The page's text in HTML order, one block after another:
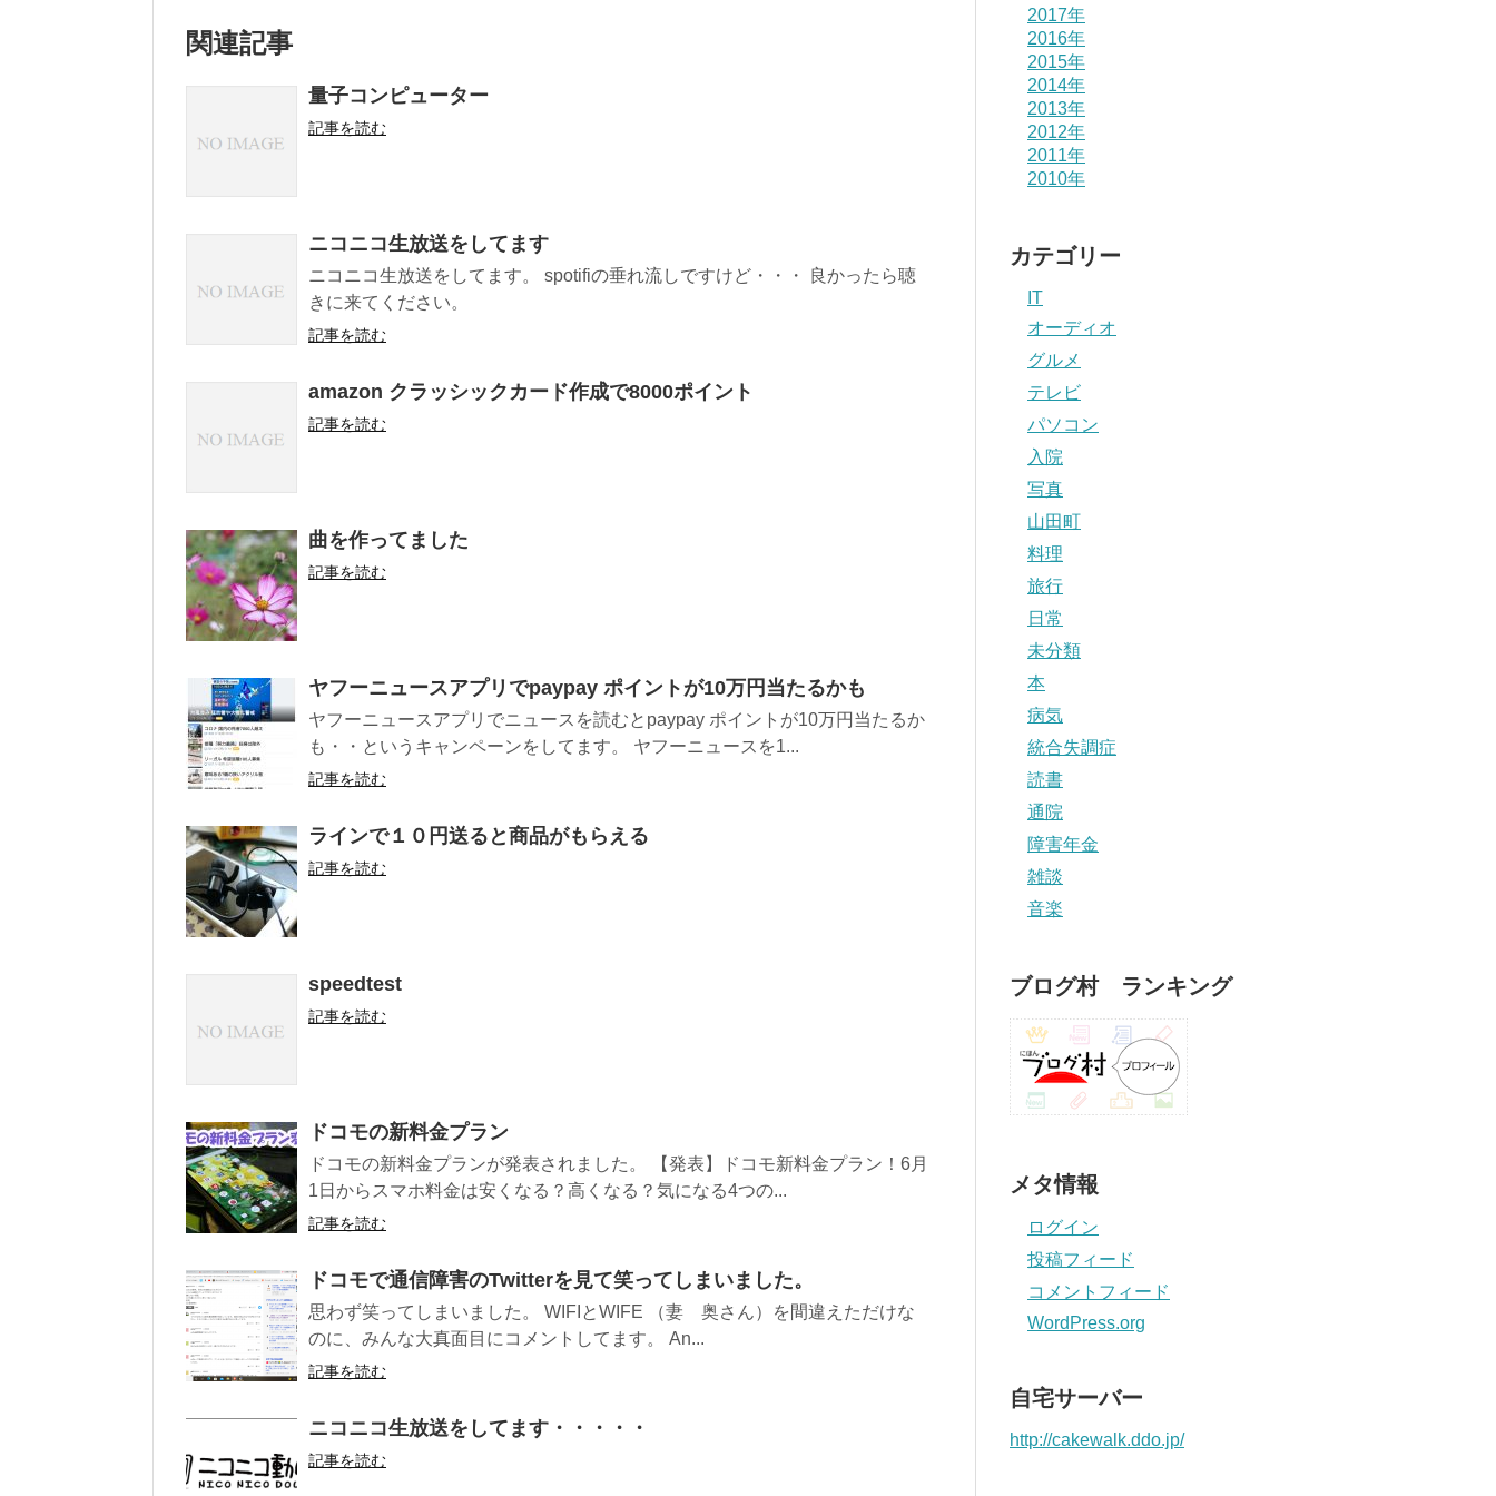
関連記事
量子コンピューター
記事を読む
ニコニコ生放送をしてます
ニコニコ生放送をしてます。 spotifiの垂れ流しですけど・・・ 良かったら聴
きに来てください。
記事を読む
amazon クラッシックカード作成で8000ポイント
記事を読む
曲を作ってました
記事を読む
ヤフーニュースアプリでpaypay ポイントが10万円当たるかも
ヤフーニュースアプリでニュースを読むとpaypay ポイントが10万円当たるか
も・・というキャンペーンをしてます。 ヤフーニュースを1...
記事を読む
ラインで１０円送ると商品がもらえる
記事を読む
speedtest
記事を読む
ドコモの新料金プラン
ドコモの新料金プランが発表されました。 【発表】ドコモ新料金プラン！6月
1日からスマホ料金は安くなる？高くなる？気になる4つの...
記事を読む
ドコモで通信障害のTwitterを見て笑ってしまいました。
思わず笑ってしまいました。 WIFIとWIFE （妻 奥さん）を間違えただけな
のに、みんな大真面目にコメントしてます。 An...
記事を読む
ニコニコ生放送をしてます・・・・・
記事を読む
2017年
2016年
2015年
2014年
2013年
2012年
2011年
2010年
カテゴリー
IT
オーディオ
グルメ
テレビ
パソコン
入院
写真
山田町
料理
旅行
日常
未分類
本
病気
統合失調症
読書
通院
障害年金
雑談
音楽
ブログ村 ランキング
メタ情報
ログイン
投稿フィード
コメントフィード
WordPress.org
自宅サーバー
http://cakewalk.ddo.jp/